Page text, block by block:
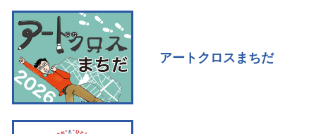
アートクロスまちだ